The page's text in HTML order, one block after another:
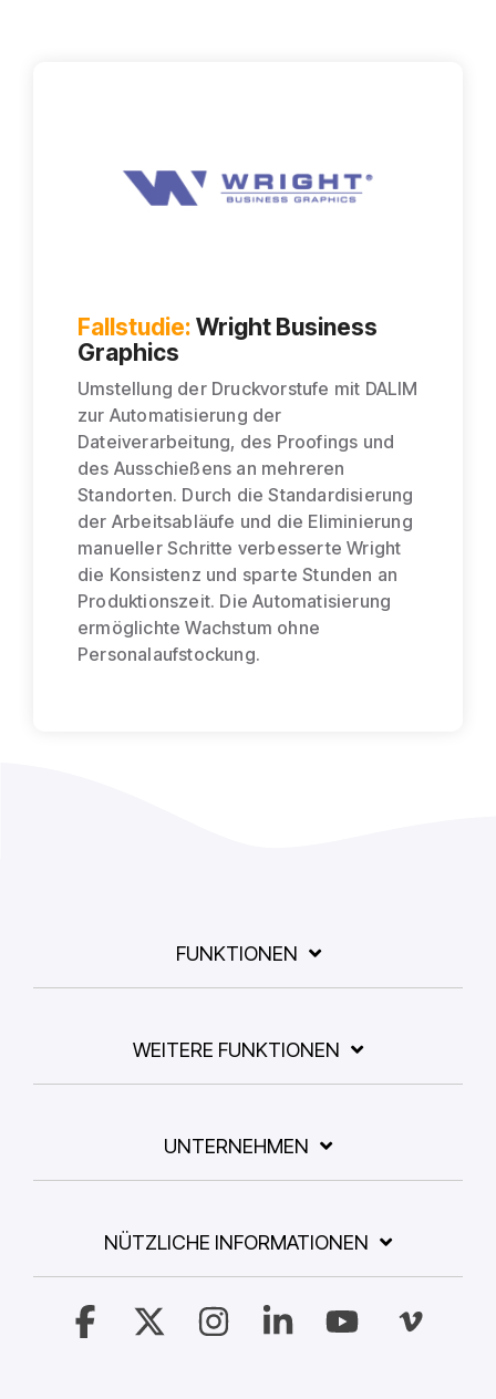
Fallstudie: Wright Business
Graphics
Umstellung der Druckvorstufe mit DALIM
zur Automatisierung der
Dateiverarbeitung, des Proofings und
des Ausschießens an mehreren
Standorten. Durch die Standardisierung
der Arbeitsabläufe und die Eliminierung
manueller Schritte verbesserte Wright
die Konsistenz und sparte Stunden an
Produktionszeit. Die Automatisierung
ermöglichte Wachstum ohne
Personalaufstockung.
FUNKTIONEN
WEITERE FUNKTIONEN
UNTERNEHMEN
NÜTZLICHE INFORMATIONEN
Facebook InstagramLinkedin YouTube